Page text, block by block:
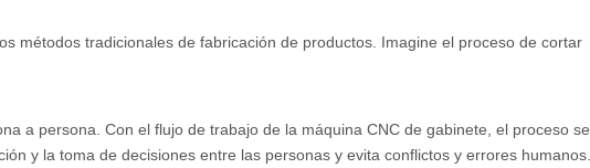
métodos tradicionales de fabricación de productos. Imagine el proceso de cortar
a persona. Con el flujo de trabajo de la máquina CNC de gabinete, el proceso se
y la toma de decisiones entre las personas y evita conflictos y errores humanos.